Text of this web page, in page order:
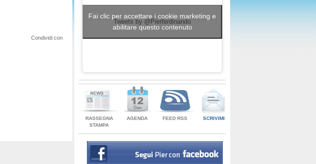
Condividi con
Tweets by @Pierferdinando
Fai clic per accettare i cookie marketing e
abilitare questo contenuto
RASSEGNA
STAMPA
AGENDA FEED RSS SCRIVIMI